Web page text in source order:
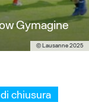
© Lausanne 2025
Gymagine
chiusura